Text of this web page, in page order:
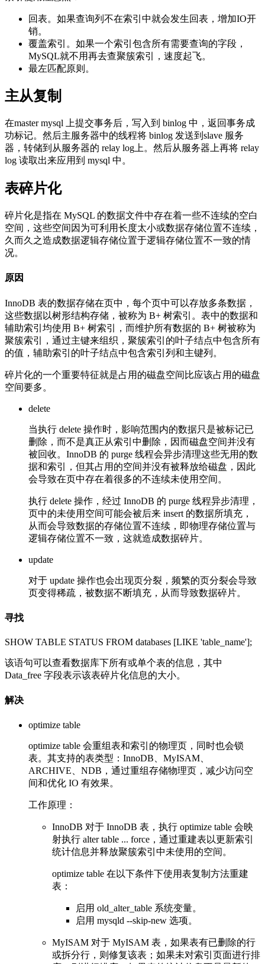
回表。如果查询列不在索引中就会发生回表，增加IO开
销。
覆盖索引。如果一个索引包含所有需要查询的字段，
MySQL就不用再去查聚簇索引，速度起飞。
最左匹配原则。
主从复制
在master mysql 上提交事务后，写入到 binlog 中，返回事务成
功标记。然后主服务器中的线程将 binlog 发送到slave 服务
器，转储到从服务器的 relay log上。然后从服务器上再将 relay
log 读取出来应用到 mysql 中。
表碎片化
碎片化是指在 MySQL 的数据文件中存在着一些不连续的空白
空间，这些空间因为可利用长度太小或数据存储位置不连续，
久而久之造成数据逻辑存储位置于逻辑存储位置不一致的情
况。
原因
InnoDB 表的数据存储在页中，每个页中可以存放多条数据，
这些数据以树形结构存储，被称为 B+ 树索引。表中的数据和
辅助索引均使用 B+ 树索引，而维护所有数据的 B+ 树被称为
聚簇索引，通过主键来组织，聚簇索引的叶子结点中包含所有
的值，辅助索引的叶子结点中包含索引列和主键列。
碎片化的一个重要特征就是占用的磁盘空间比应该占用的磁盘
空间要多。
delete
当执行 delete 操作时，影响范围内的数据只是被标记已
删除，而不是真正从索引中删除，因而磁盘空间并没有
被回收。InnoDB 的 purge 线程会异步清理这些无用的数
据和索引，但其占用的空间并没有被释放给磁盘，因此
会导致在页中存在着很多的不连续未使用空间。
执行 delete 操作，经过 InnoDB 的 purge 线程异步清理，
页中的未使用空间可能会被后来 insert 的数据所填充，
从而会导致数据的存储位置不连续，即物理存储位置与
逻辑存储位置不一致，这就造成数据碎片。
update
对于 update 操作也会出现页分裂，频繁的页分裂会导致
页变得稀疏，被数据不断填充，从而导致数据碎片。
寻找
SHOW TABLE STATUS FROM databases [LIKE 'table_name'];
该语句可以查看数据库下所有或单个表的信息，其中
Data_free 字段表示该表碎片化信息的大小。
解决
optimize table
optimize table 会重组表和索引的物理页，同时也会锁
表。其支持的表类型：InnoDB、MyISAM、
ARCHIVE、NDB，通过重组存储物理页，减少访问空
间和优化 IO 有效果。
工作原理：
InnoDB 对于 InnoDB 表，执行 optimize table 会映
射执行 alter table ... force，通过重建表以更新索引
统计信息并释放聚簇索引中未使用的空间。
optimize table 在以下条件下使用表复制方法重建
表：
启用 old_alter_table 系统变量。
启用 mysqld --skip-new 选项。
MyISAM 对于 MyISAM 表，如果表有已删除的行
或拆分行，则修复该表；如果未对索引页面进行排